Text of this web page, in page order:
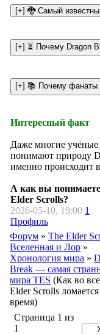
Интересный факт
Даже многие
понимают природу
именно происходит
А как вы
Elder Scrolls?
2026-05-10, 19:00 1
Профиль
Форум » The Elder
Вселенная и Лор »
Хронология мира »
Break — самая
мира TES (Как во
Elder Scrolls
время)
Страница 1 из
1